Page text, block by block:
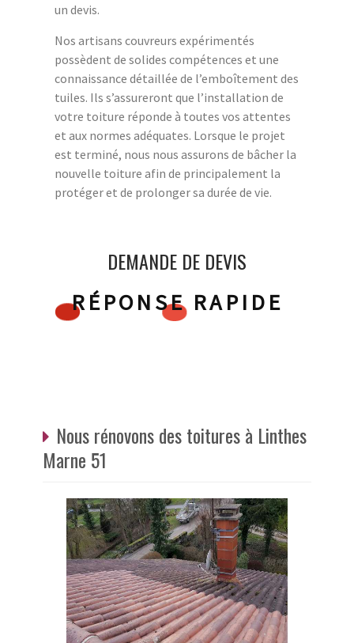
un devis.
Nos artisans couvreurs expérimentés
possèdent de solides compétences et une
connaissance détaillée de l’emboîtement des
tuiles. Ils s’assureront que l’installation de
votre toiture réponde à toutes vos attentes
et aux normes adéquates. Lorsque le projet
est terminé, nous nous assurons de bâcher la
nouvelle toiture afin de principalement la
protéger et de prolonger sa durée de vie.
DEMANDE DE DEVIS
RÉPONSE RAPIDE
Nous rénovons des toitures à Linthes
Marne 51